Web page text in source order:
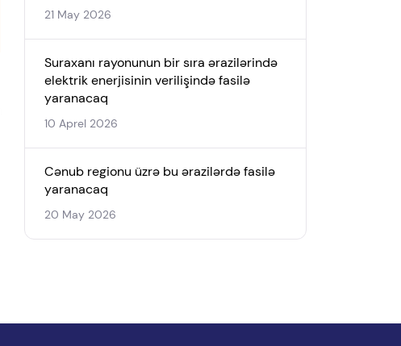
21 May 2026
Suraxanı rayonunun bir sıra ərazilərində
elektrik enerjisinin verilişində fasilə
yaranacaq
10 Aprel 2026
Cənub regionu üzrə bu ərazilərdə fasilə
yaranacaq
20 May 2026